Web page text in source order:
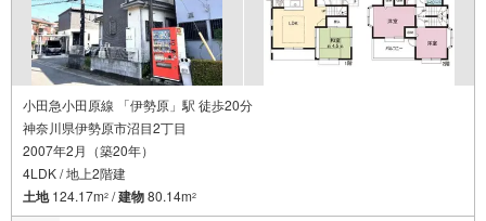
小田急小田原線 「伊勢原」駅 徒歩20分
神奈川県伊勢原市沼目2丁目
2007年2月（築20年）
4LDK / 地上2階建
土地124.17m2 /建物80.14m2